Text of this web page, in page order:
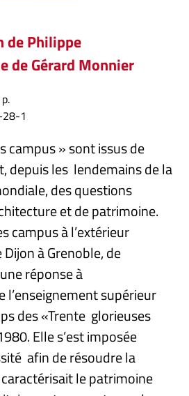
de Philippe
de Gérard Monnier
1
campus » sont issus de
depuis les lendemains de la
des questions
et de patrimoine.
campus à l’extérieur
à Grenoble, de
réponse à
supérieur
des «Trente glorieuses
Elle s’est imposée
afin de résoudre la
le patrimoine